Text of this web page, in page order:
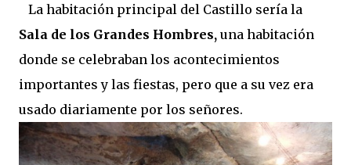
La habitación principal del Castillo sería la
Sala de los Grandes Hombres, una habitación
donde se celebraban los acontecimientos
importantes y las fiestas, pero que a su vez era
usado diariamente por los señores.